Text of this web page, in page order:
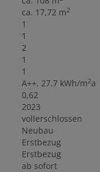
ca. 17,72 m2
1
1
2
1
1
A++, 27.7 kWh/m2a
0,62
2023
vollerschlossen
Neubau
Erstbezug
Erstbezug
ab sofort